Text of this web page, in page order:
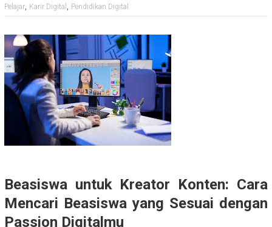
Pelajar, Karir Digital , Pendidikan Digital
Beasiswa untuk Kreator Konten: Cara
Mencari Beasiswa yang Sesuai dengan
Passion Digitalmu